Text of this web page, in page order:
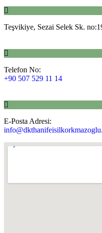
Teşvikiye, Sezai Selek Sk.
Telefon No:
+90 507 529 11 14
E-Posta Adresi: